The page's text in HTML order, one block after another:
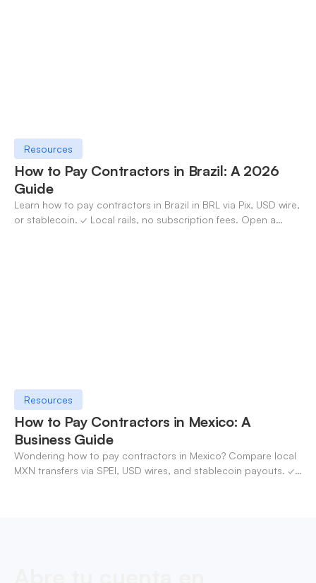
Resources
How to Pay Contractors in Brazil: A 2026
Guide
Learn how to pay contractors in Brazil in BRL via Pix, USD wire,
or stablecoin. ✓ Local rails, no subscription fees. Open a
Resources
How to Pay Contractors in Mexico: A
Business Guide
Wondering how to pay contractors in Mexico? Compare local
MXN transfers via SPEI, USD wires, and stablecoin payouts. ✓